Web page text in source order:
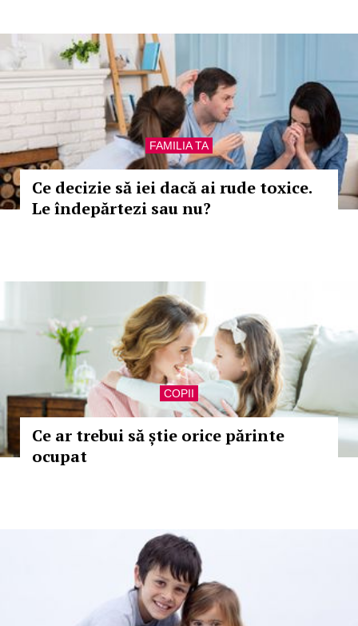
FAMILIA TA
Ce decizie să iei dacă ai rude toxice.
Le îndepărtezi sau nu?
COPII
Ce ar trebui să știe orice părinte
ocupat